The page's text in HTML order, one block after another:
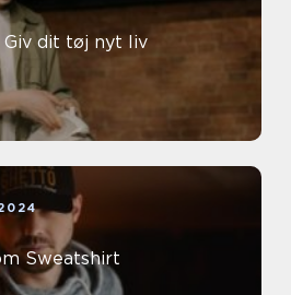
dit tøj nyt liv
Sweatshirt